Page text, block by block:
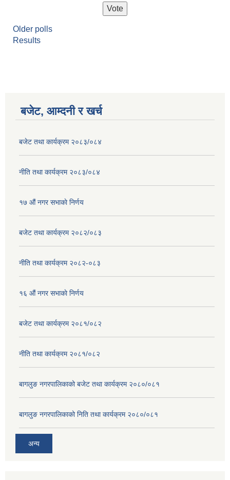
Older polls
Results
बजेट, आम्दनी र खर्च
बजेट तथा कार्यक्रम २०८३/०८४
नीति तथा कार्यक्रम २०८३/०८४
१७ ‌‍औं नगर सभाकाे निर्णय
बजेट तथा कार्यक्रम २०८२/०८३
नीति तथा कार्यक्रम २०८२-०८३
१६ ‌औं नगर सभाकाे निर्णय
बजेट तथा कार्यक्रम २०८१/०८२
नीति तथा कार्यक्रम २०८१/०८२
बागलुङ नगरपालिकाको बजेट तथा कार्यक्रम २०८०/०८१
बागलुङ नगरपालिकाको निति तथा कार्यक्रम २०८०/०८१
अन्य